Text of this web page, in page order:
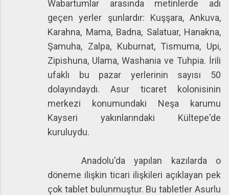
Wabartumlar arasında metinlerde adı
geçen yerler şunlardır: Kuşşara, Ankuva,
Karahna, Mama, Badna, Salatuar, Hanakna,
Şamuha, Zalpa, Kuburnat, Tismuma, Upi,
Zipishuna, Ulama, Washania ve Tuhpia. İrili
ufaklı bu pazar yerlerinin sayısı 50
dolayındaydı. Asur ticaret kolonisinin
merkezi konumundaki Neşa karumu
Kayseri yakınlarındaki Kültepe'de
kuruluydu.
Anadolu'da yapılan kazılarda o
döneme ilişkin ticari ilişkileri açıklayan pek
çok tablet bulunmuştur. Bu tabletler Asurlu